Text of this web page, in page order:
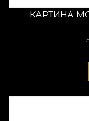
КАРТИНА